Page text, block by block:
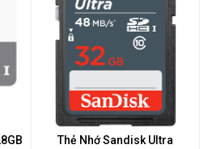
Thẻ Nhớ Sandisk Ultra